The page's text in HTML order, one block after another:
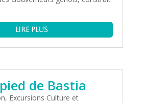
lire plus
de Bastia
, Excursions Culture et